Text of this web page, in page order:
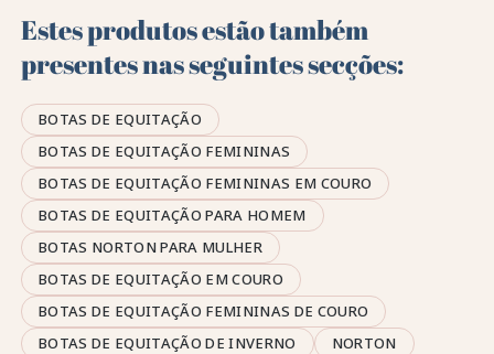
Estes produtos estão também
presentes nas seguintes secções:
BOTAS DE EQUITAÇÃO
BOTAS DE EQUITAÇÃO FEMININAS
BOTAS DE EQUITAÇÃO FEMININAS EM COURO
BOTAS DE EQUITAÇÃO PARA HOMEM
BOTAS NORTON PARA MULHER
BOTAS DE EQUITAÇÃO EM COURO
BOTAS DE EQUITAÇÃO FEMININAS DE COURO
BOTAS DE EQUITAÇÃO DE INVERNO
NORTON